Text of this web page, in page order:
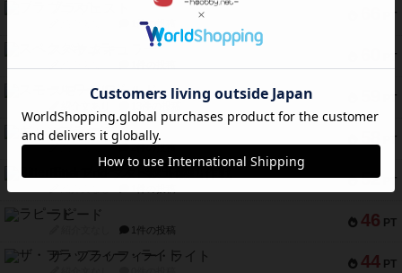
PT
1件の投稿
PT
スペクタキュラー
PT
スモールワールド
PT
ギャンブラー
紹介文なし 2件の投稿
52 PT
46 PT
ラピード
1件の投稿
44 PT
ザ・フラッフィー・ライト